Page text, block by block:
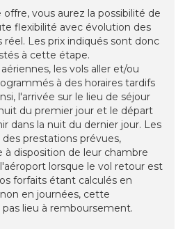
vous aurez la possibilité de
flexibilité avec évolution des
Les prix indiqués sont donc
à cette étape.
les vols aller et/ou
à des horaires tardifs
l'arrivée sur le lieu de séjour
du premier jour et le départ
dans la nuit du dernier jour. Les
prestations prévues,
disposition de leur chambre
lorsque le vol retour est
forfaits étant calculés en
en journées, cette
lieu à remboursement.